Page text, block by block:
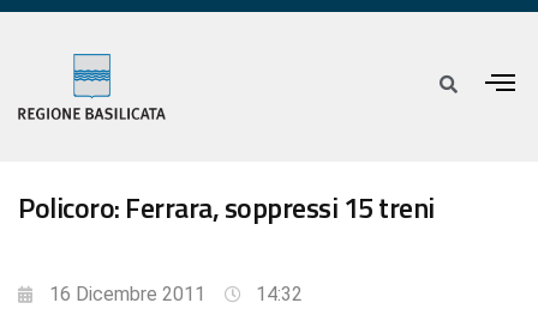
Policoro: Ferrara, soppressi 15 treni
16 Dicembre 2011 14:32